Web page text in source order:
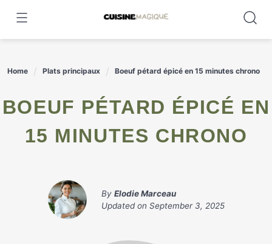
content
Home Plats principaux Boeuf pétard épicé en 15 minutes chrono
BOEUF PÉTARD ÉPICÉ EN
15 MINUTES CHRONO
By Elodie Marceau
Updated on September 3, 2025